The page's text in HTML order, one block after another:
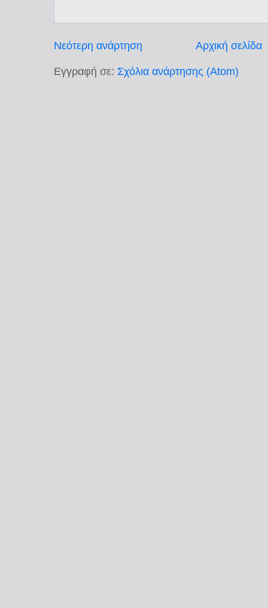
Νεότερη ανάρτηση Αρχική σελίδα
Εγγραφή σε: Σχόλια ανάρτησης (Atom)